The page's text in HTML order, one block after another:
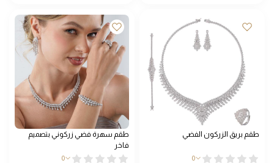
طقم بريق الزركون الفضي
0
طقم سهرة فضي زركوني بتصميم
فاخر
0